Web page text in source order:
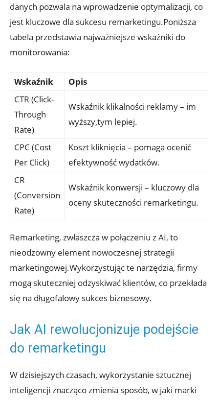
danych pozwala na wprowadzenie optymalizacji, co
jest kluczowe ⁤dla sukcesu remarketingu.Poniższa
tabela przedstawia najważniejsze wskaźniki do
monitorowania:
Wskaźnik
Opis
CTR (Click-
Through‌
Rate)
Wskaźnik​ klikalności reklamy – im
wyższy,tym ⁤lepiej.
CPC (Cost
Per Click)
Koszt kliknięcia – pomaga ocenić
efektywność wydatków.
CR
(Conversion
Rate)
Wskaźnik konwersji – kluczowy dla
oceny skuteczności remarketingu.
Remarketing, zwłaszcza w‌ połączeniu z AI,‌ to⁢
nieodzowny element nowoczesnej strategii
marketingowej.Wykorzystując te narzędzia, firmy
mogą skuteczniej‌ odzyskiwać klientów, co​ przekłada
⁢się⁤ na długofalowy sukces biznesowy.
Jak AI rewolucjonizuje podejście
do remarketingu
W dzisiejszych czasach, wykorzystanie sztucznej
inteligencji znacząco zmienia ‌sposób, ⁢w jaki marki